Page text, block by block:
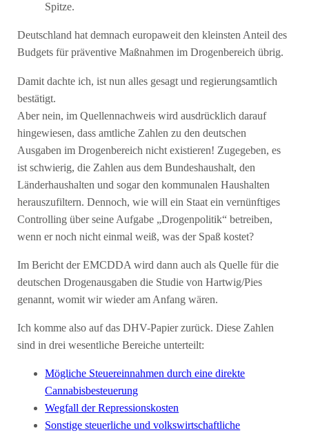
Spitze.
Deutschland hat demnach europaweit den kleinsten Anteil des
Budgets für präventive Maßnahmen im Drogenbereich übrig.
Damit dachte ich, ist nun alles gesagt und regierungsamtlich
bestätigt.
Aber nein, im Quellennachweis wird ausdrücklich darauf
hingewiesen, dass amtliche Zahlen zu den deutschen
Ausgaben im Drogenbereich nicht existieren! Zugegeben, es
ist schwierig, die Zahlen aus dem Bundeshaushalt, den
Länderhaushalten und sogar den kommunalen Haushalten
herauszufiltern. Dennoch, wie will ein Staat ein vernünftiges
Controlling über seine Aufgabe „Drogenpolitik“ betreiben,
wenn er noch nicht einmal weiß, was der Spaß kostet?
Im Bericht der EMCDDA wird dann auch als Quelle für die
deutschen Drogenausgaben die Studie von Hartwig/Pies
genannt, womit wir wieder am Anfang wären.
Ich komme also auf das DHV-Papier zurück. Diese Zahlen
sind in drei wesentliche Bereiche unterteilt:
Mögliche Steuereinnahmen durch eine direkte
Cannabisbesteuerung
Wegfall der Repressionskosten
Sonstige steuerliche und volkswirtschaftliche